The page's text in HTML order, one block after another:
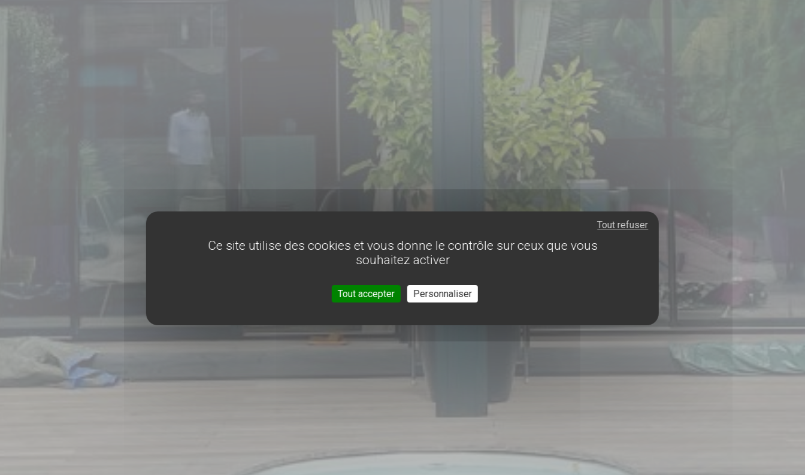
Ce site utilise des cookies et vous donne le contrôle sur ceux que vous
souhaitez activer
Tout accepter
Tout refuser
Personnaliser